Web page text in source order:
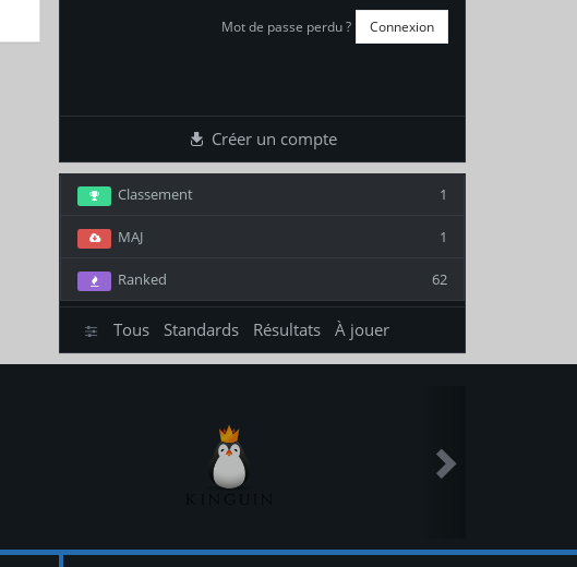
Mot de passe perdu ?
Créer un compte
1
Classement
1
MAJ
62
Ranked
Tous Standards Résultats À jouer